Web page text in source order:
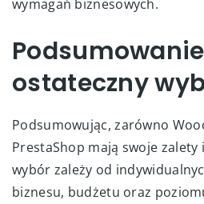
wymagań biznesowych.
ostateczny
Podsumowując, zarówno
PrestaShop mają swoje zalety
wybór zależy od
biznesu, budżetu oraz